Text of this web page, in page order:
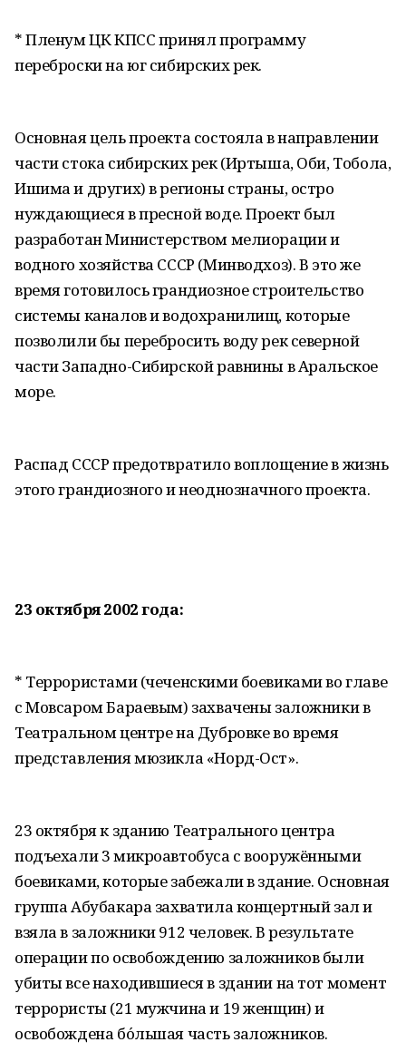
* Пленум ЦК КПСС принял программу
переброски на юг сибирских рек.
Основная цель проекта состояла в направлении
части стока сибирских рек (Иртыша, Оби, Тобола,
Ишима и других) в регионы страны, остро
нуждающиеся в пресной воде. Проект был
разработан Министерством мелиорации и
водного хозяйства СССР (Минводхоз). В это же
время готовилось грандиозное строительство
системы каналов и водохранилищ, которые
позволили бы перебросить воду рек северной
части Западно-Сибирской равнины в Аральское
море.
Распад СССР предотвратило воплощение в жизнь
этого грандиозного и неоднозначного проекта.
23 октября 2002 года:
* Террористами (чеченскими боевиками во главе
с Мовсаром Бараевым) захвачены заложники в
Театральном центре на Дубровке во время
представления мюзикла «Норд-Ост».
23 октября к зданию Театрального центра
подъехали 3 микроавтобуса с вооружёнными
боевиками, которые забежали в здание. Основная
группа Абубакара захватила концертный зал и
взяла в заложники 912 человек. В результате
операции по освобождению заложников были
убиты все находившиеся в здании на тот момент
террористы (21 мужчина и 19 женщин) и
освобождена бо́льшая часть заложников.